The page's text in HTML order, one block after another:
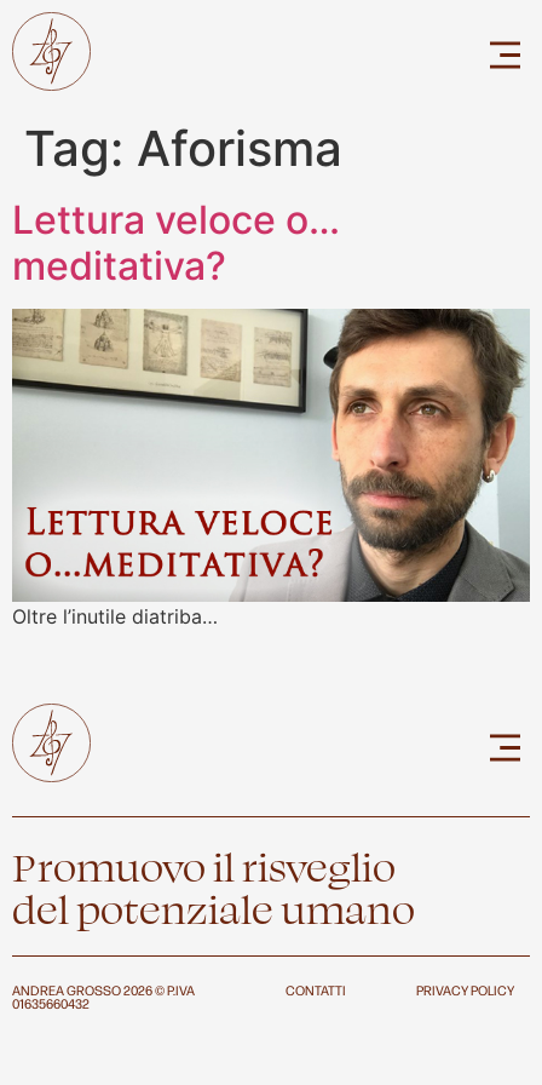
Tag: Aforisma
Lettura veloce o…
meditativa?
Oltre l’inutile diatriba…
Promuovo il risveglio
del potenziale umano
ANDREA GROSSO 2026 © P.IVA
01635660432
CONTATTI PRIVACY POLICY